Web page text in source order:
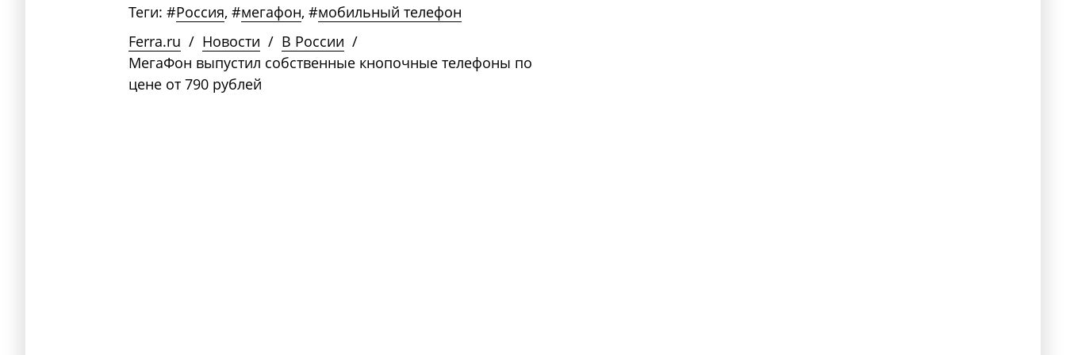
Теги: #Россия, #мегафон, #мобильный телефон
Ferra.ru / Новости / В России /
МегаФон выпустил собственные кнопочные телефоны по
цене от 790 рублей